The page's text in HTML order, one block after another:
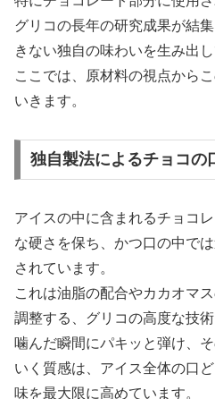
グリコの長年の研究成果が結
きない独自の味わいを生み出し
ここでは、原材料の視点から
いきます。
独自製法によるチョコの
アイスの中に含まれるチョコ
な硬さを保ち、かつ口の中で
されています。
これは油脂の配合やカカオマ
調整する、グリコの高度な技術
噛んだ瞬間にパキッと弾け、
いく質感は、アイス全体の口
味を最大限に高めています。